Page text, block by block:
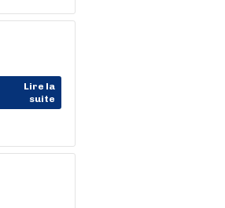
Lire la
suite